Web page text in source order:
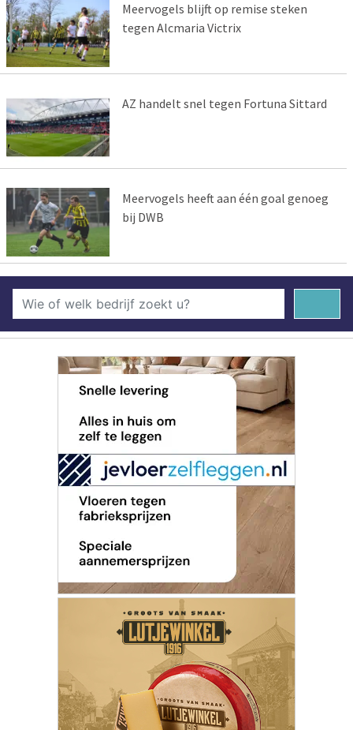
Meervogels blijft op remise steken
tegen Alcmaria Victrix
AZ handelt snel tegen Fortuna Sittard
Meervogels heeft aan één goal genoeg
bij DWB